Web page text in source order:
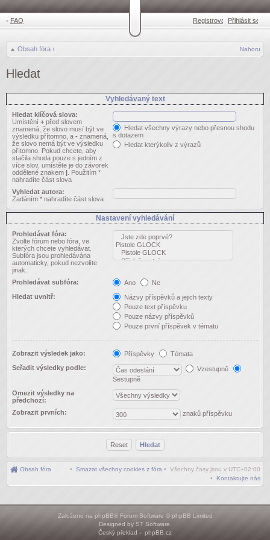
• FAQ Registrovat •Přihlásit se
Obsah fóra ‹ Nahoru
Hledat
Vyhledávaný text
Hledat klíčová slova:
Umístění + před slovem
znamená, že slovo musí být ve
výsledku přítomno, a - znamená,
že slovo nemá být ve výsledku
přítomno. Pokud chcete, aby
stačila shoda pouze s jedním z
více slov, umístěte je do závorek
oddělené znakem | . Použitím *
nahradíte část slova
Hledat všechny výrazy nebo přesnou shodu
s dotazem
Hledat kterýkoliv z výrazů
Vyhledat autora:
Zadáním * nahradíte část slova
Nastavení vyhledávání
Prohledávat fóra:
Zvolte fórum nebo fóra, ve
kterých chcete vyhledávat.
Subfóra jsou prohledávána
automaticky, pokud nezvolíte
jinak.
Prohledávat subfóra:
Ano
Ne
Hledat uvnitř:
Názvy příspěvků a jejich texty
Pouze text příspěvku
Pouze názvy příspěvků
Pouze první příspěvek v tématu
Zobrazit výsledek jako: Příspěvky
Témata
Seřadit výsledky podle:
Vzestupně
Sestupně
Omezit výsledky na
předchozí:
Zobrazit prvních:
znaků příspěvku
Obsah fóra • Všechny časy jsou v UTC+02:00
• Smazat všechny cookies z fóra
• Kontaktujte nás
Založeno na phpBB® Forum Software © phpBB Limited
Designed by ST Software
Český překlad – phpBB.cz